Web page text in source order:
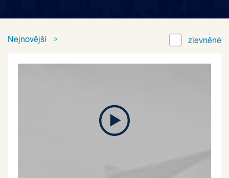
Nejnovější zlevněné